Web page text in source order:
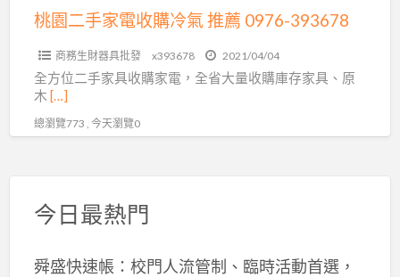
0976-
393678
桃園二手家電收購冷氣 推薦 0976-393678
商務生財器具批發 x393678 2021/04/04
全方位二手家具收購家電，全省大量收購庫存家具、原
木 […]
總瀏覽773 , 今天瀏覽0
今日最熱門
舜盛快速帳：校門人流管制、臨時活動首選，